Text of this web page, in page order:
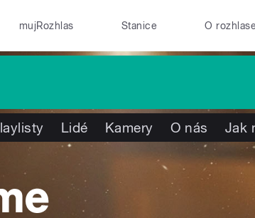
mujRozhlas Stanice O
Lidé Kamery O nás Jak